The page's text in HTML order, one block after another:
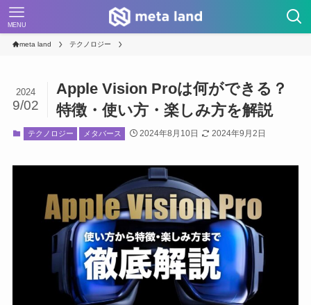
MENU
meta land テクノロジー
Apple Vision Proは何ができる？
特徴・使い方・楽しみ方を解説
2024
9/02
テクノロジー メタバース 2024年8月10日 2024年9月2日